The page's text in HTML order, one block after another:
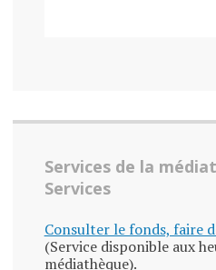
Services de la
Services
Consulter le fonds, faire
(Service disponible aux
médiathèque).